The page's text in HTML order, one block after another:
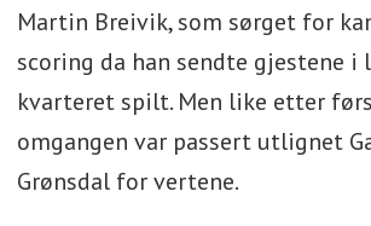
Martin Breivik, som sørget for
scoring da han sendte gjestene i
kvarteret spilt. Men like etter
omgangen var passert utlignet
Grønsdal for vertene.